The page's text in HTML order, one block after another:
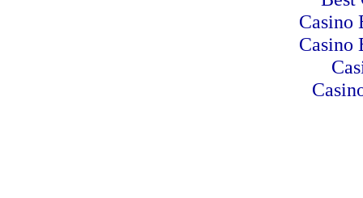
Casino
Casino